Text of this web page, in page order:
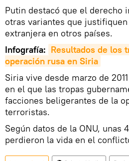
Putin destacó que el derecho
otras variantes que
extranjera en otros países.
Infografía: Resultados de los
operación rusa en Siria
Siria vive desde marzo de
en el que las tropas
facciones beligerantes de la
terroristas.
Según datos de la ONU, unas
perdieron la vida en el